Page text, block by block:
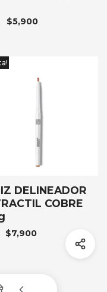
$5,900
DELINEADOR
COBRE
$7,900